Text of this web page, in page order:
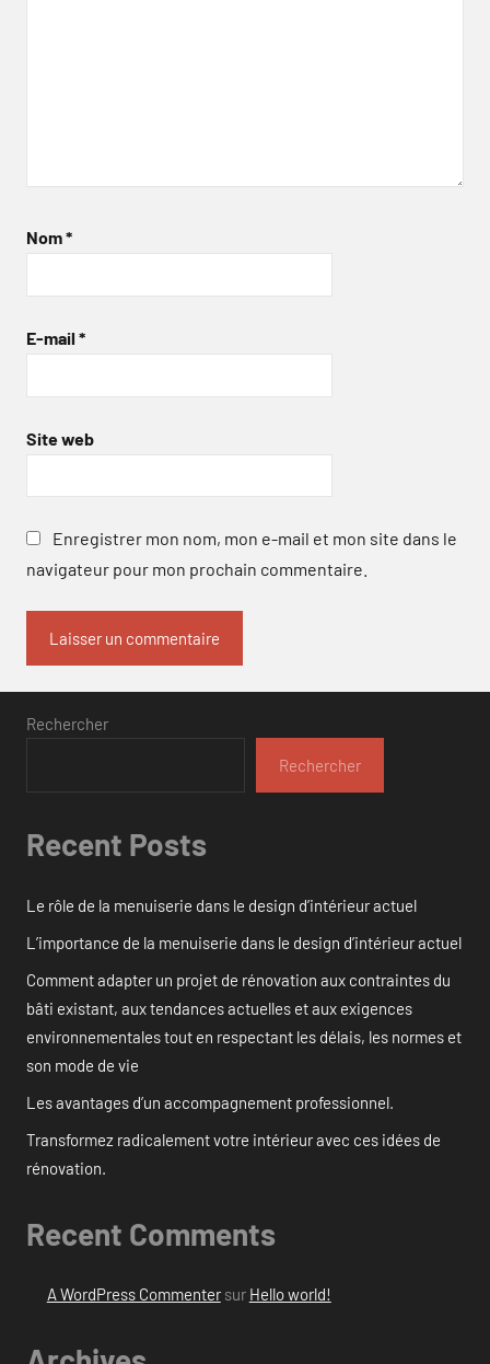
Nom*
E-mail *
Site web
Enregistrer mon nom, mon e-mail et mon site dans le
navigateur pour mon prochain commentaire.
Rechercher
Rechercher
Recent Posts
Le rôle de la menuiserie dans le design d’intérieur actuel
L’importance de la menuiserie dans le design d’intérieur actuel
Comment adapter un projet de rénovation aux contraintes du
bâti existant, aux tendances actuelles et aux exigences
environnementales tout en respectant les délais, les normes et
son mode de vie
Les avantages d’un accompagnement professionnel.
Transformez radicalement votre intérieur avec ces idées de
rénovation.
Recent Comments
A WordPress Commentersur Hello world!